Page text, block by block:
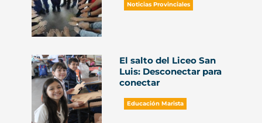
Noticias Provinciales
El salto del Liceo San
Luis: Desconectar para
conectar
Educación Marista